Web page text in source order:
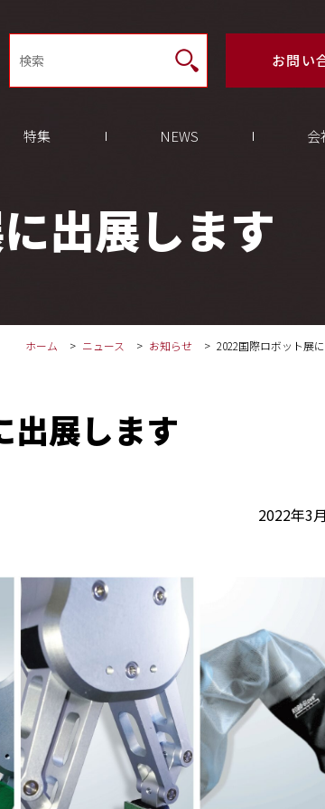
お問い
特集 NEWS 会
出展します
ホーム ニュース お知らせ 2022国際ロボット展
出展します
2022年3